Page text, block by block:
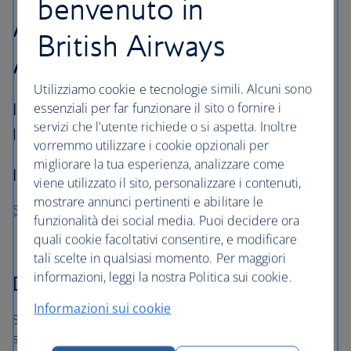
Attrazioni della Wild
Atlantic Way
Ideale per... avventurieri pronti a scoprire il
lato selvaggio dell'Irlanda
Il percorso: circa 450 miglia
Scopra le vacanze in California
Dublino – Cork – Shannon
Selvaggia di nome e di fatto: la Wild Atlantic Way è una
strada costiera battuta dal vento, che mette in risalto la
benvenuto in
British Airways
Utilizziamo cookie e tecnologie simili. Alcuni sono
essenziali per far funzionare il sito o fornire i
servizi che l'utente richiede o si aspetta. Inoltre
vorremmo utilizzare i cookie opzionali per
migliorare la tua esperienza, analizzare come
viene utilizzato il sito, personalizzare i contenuti,
mostrare annunci pertinenti e abilitare le
funzionalità dei social media. Puoi decidere ora
quali cookie facoltativi consentire, e modificare
tali scelte in qualsiasi momento. Per maggiori
informazioni, leggi la nostra Politica sui cookie.
Informazioni sui cookie